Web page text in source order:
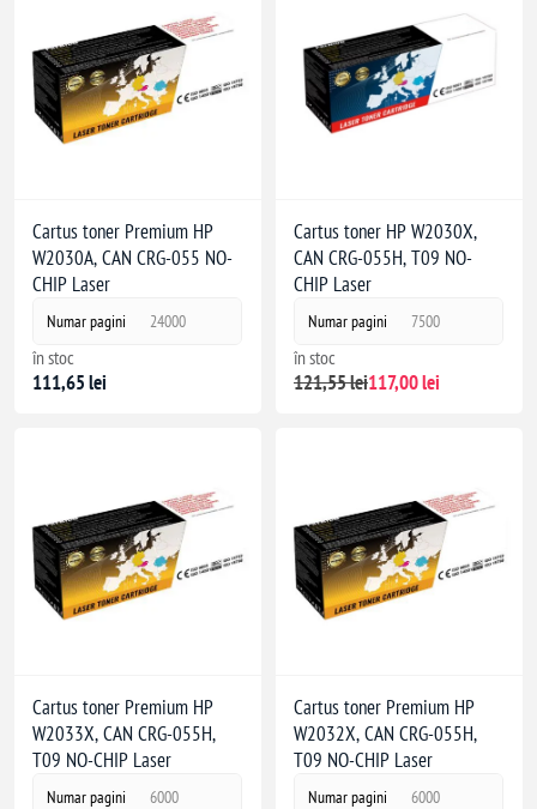
Cartus toner Premium HP
W2030A, CAN CRG-055 NO-
CHIP Laser
Numar pagini 24000
în stoc
111,65 lei
Cartus toner HP W2030X,
CAN CRG-055H, T09 NO-
CHIP Laser
Numar pagini 7500
în stoc
121,55 lei117,00 lei
Cartus toner Premium HP
W2033X, CAN CRG-055H,
T09 NO-CHIP Laser
Numar pagini 6000
Cartus toner Premium HP
W2032X, CAN CRG-055H,
T09 NO-CHIP Laser
Numar pagini 6000